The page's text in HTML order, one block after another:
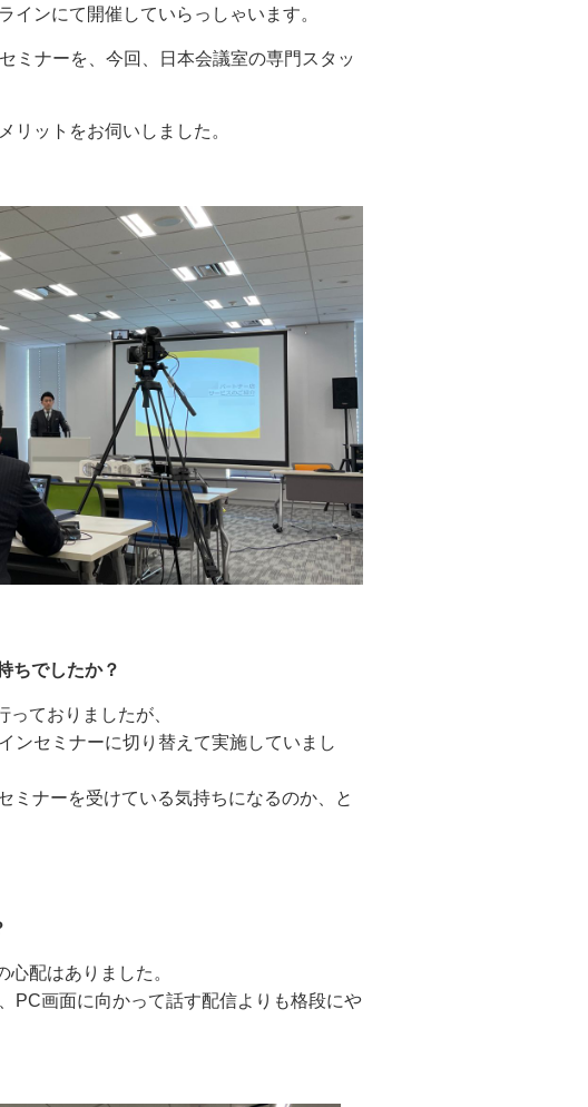
インにて開催していらっしゃいます。
ミナーを、今回、日本会議室の専門スタッ
リットをお伺いしました。
ちでしたか？
ておりましたが、
ンセミナーに切り替えて実施していまし
ミナーを受けている気持ちになるのか、と
配はありました。
PC画面に向かって話す配信よりも格段にや